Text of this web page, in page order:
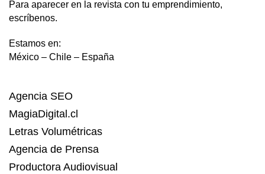
Para aparecer en la revista con tu emprendimiento,
escríbenos.
Estamos en:
México – Chile – España
Agencia SEO
MagiaDigital.cl
Letras Volumétricas
Agencia de Prensa
Productora Audiovisual